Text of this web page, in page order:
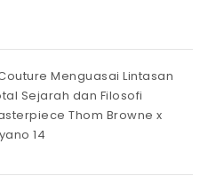
Menguasai Lintasan
Sejarah dan Filosofi
Thom Browne x
14